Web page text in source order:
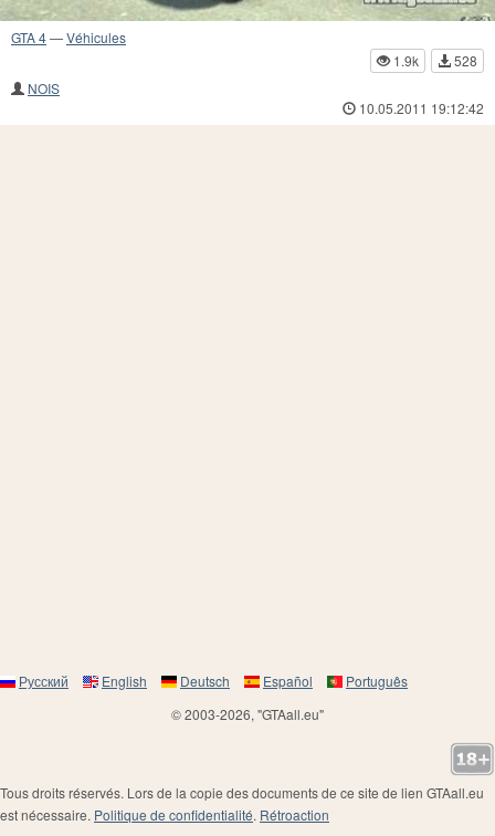
GTA 4—Véhicules
1.9k
528
NOIS
10.05.2011 19:12:42
Русский English Deutsch Español
Português
© 2003-2026, "GTAall.eu"
Tous droits réservés. Lors de la copie des documents de ce site de lien GTAall.eu
est nécessaire. Politique de confidentialité. Rétroaction